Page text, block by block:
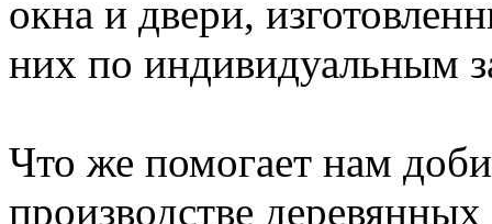
окна и двери,
них по индивидуальным
Что же помогает нам
производстве